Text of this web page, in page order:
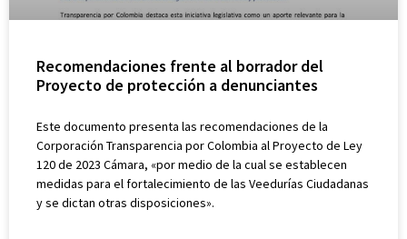
Recomendaciones frente al borrador del
Proyecto de protección a denunciantes
Este documento presenta las recomendaciones de la
Corporación Transparencia por Colombia al Proyecto de Ley
120 de 2023 Cámara, «por medio de la cual se establecen
medidas para el fortalecimiento de las Veedurías Ciudadanas
y se dictan otras disposiciones».